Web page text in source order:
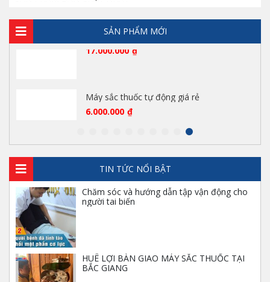
SẢN PHẨM MỚI
Máy sắc thuốc tự động giá rẻ
10.000.000 ₫
Ghế điện Denston khám răng hàm mặt
Máy siêu âm Acclarix LX3 phân khúc tầm
TIN TỨC NỔI BẬT
Chăm sóc và hướng dẫn tập vận động cho
người tai biến
HUÊ LỢI BÀN GIAO MÁY SẮC THUỐC TẠI
BẮC GIANG